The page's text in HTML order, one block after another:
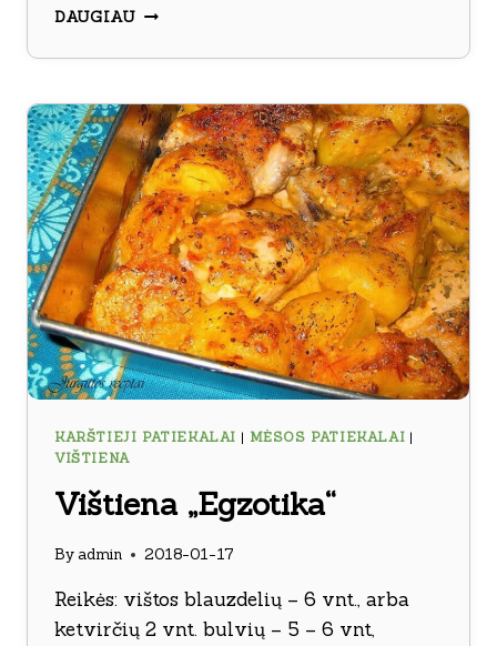
DAUGIAUTRAŠKŪS
KEPSNIAI
SU
SŪRIU
KARŠTIEJI PATIEKALAI | MĖSOS PATIEKALAI |
VIŠTIENA
Vištiena „Egzotika“
By admin 2018-01-17
Reikės: vištos blauzdelių – 6 vnt., arba
ketvirčių 2 vnt. bulvių – 5 – 6 vnt,